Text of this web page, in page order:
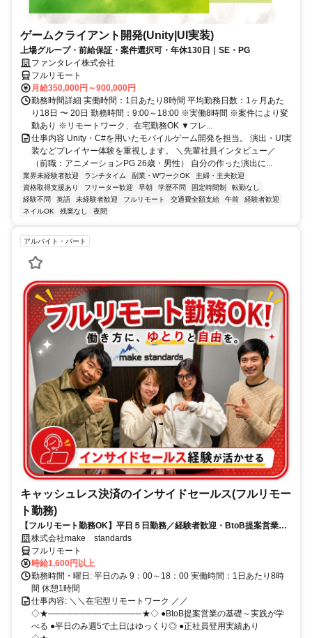
ゲームクライアント開発(Unity|UI実装)
上場グループ・前給保証・案件選択可・年休130日｜SE・PG
ファンタレイ株式会社
フルリモート
月給350,000円～900,000円
勤務時間詳細 実働時間：1日あたり8時間 平均勤務日数：1ヶ月あた
り18日 〜 20日 勤務時間：9:00～18:00 ※実働8時間 ※案件により変
動あり ※リモートワーク、在宅勤務OK ▼フレ...
仕事内容 Unity・C#を用いたモバイルゲーム開発を担当。 演出・UI実
装などプレイヤー体験を重視します。 ＼先輩社員インタビュー／
（前職：アニメーションPG 26歳・男性） 自分の作った演出に...
業界未経験者歓迎 ランチタイム 副業・WワークOK
主婦・主夫歓迎
資格取得支援あり
フリーター歓迎 早朝 学歴不問 固定時間制
転勤なし
経験不問
英語 未経験者歓迎 フルリモート 交通費全額支給 午前
経験者歓迎
ネイルOK
残業なし 夜間
アルバイト・パート
キャッシュレス決済のインサイドセールス(フルリモー
ト勤務)
【フルリモート勤務OK】平日５日勤務／経験者歓迎・BtoB提案営業で
スキルアップ
株式会社make standards
フルリモート
時給1,600円以上
勤務時間・曜日: 平日のみ 9：00～18：00 実働時間：1日あたり8時
間 休憩1時間
仕事内容: ＼＼在宅型リモートワーク ／／
◇★───────────────★◇ ●BtoB提案営業の基礎～実践が学
べる ●平日のみ週5で土日はゆっくり◎ ●正社員登用実績あり